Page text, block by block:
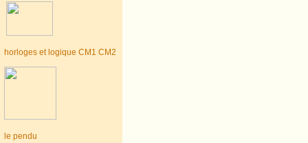
horloges et logique CM1 CM2
le pendu